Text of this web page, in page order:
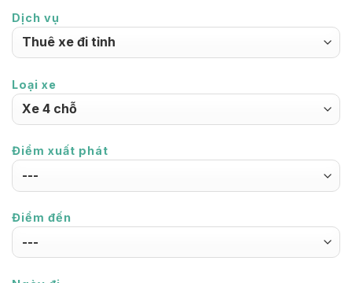
Dịch vụ
Loại xe
Điểm xuất phát
Điểm đến